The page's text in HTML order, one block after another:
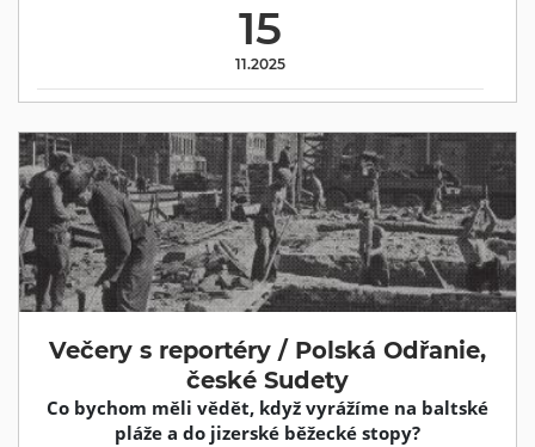
15
11.2025
Večery s reportéry / Polská Odřanie,
české Sudety
Co bychom měli vědět, když vyrážíme na baltské
pláže a do jizerské běžecké stopy?